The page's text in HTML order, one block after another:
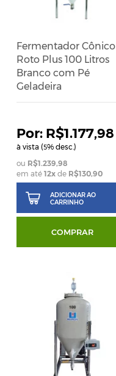
Fermentador Cônico
Roto Plus 100 Litros
Branco com Pé
Geladeira
R$1.177,98
à vista (5% desc.)
R$1.239,98
em até12x de R$130,90
ADICIONAR AO
CARRINHO
COMPRAR